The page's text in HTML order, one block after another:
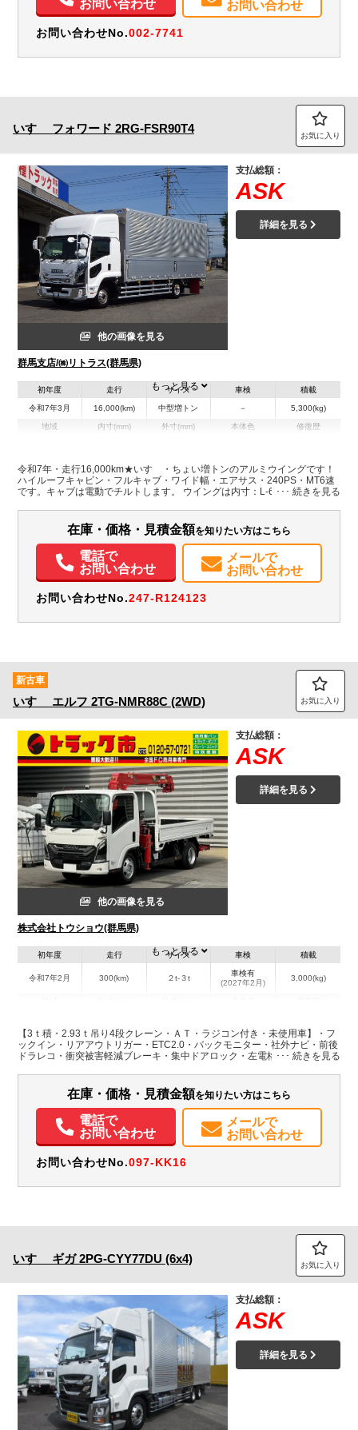
お問い合わせ
お問い合わせ
お問い合わせNo.002-7741
いすゞ フォワード 2RG-FSR90T4 お気に入り
他の画像を見る
群馬支店/㈱リトラス(群馬県)
支払総額：
ASK
詳細を見る
初年度
令和7年3月
走行
16,000(km)
サイズ
中型増トン
車検
－
積載
5,300(kg)
地域 内寸(mm) 外寸(mm) 本体色 修復歴
装備情報
エアコン パワステ パワーウィンドウ ABS エアバッグ
電動格納ミラー
ETC バックモニター
もっと見る
令和7年・走行16,000km★いすゞ・ちょい増トンのアルミウイングです！
ハイルーフキャビン・フルキャブ・ワイド幅・エアサス・240PS・MT6速
です。キャブは電動でチルトします。 ウイングは内寸：L-6.23m W-2.40m
です。傷・ヘコミなども少ないかなりの美車です！ 荷台には大画面のカー
ナビ2つとバックカメラ・ETCも装着！ パールホワイトのキャブにメッ
キ・アルミホイールが映える1台！ 多くのお問い合わせが見込まれますの
で是非お早めにご検討くださいませ★
在庫・価格・見積金額を知りたい方はこちら
電話で
お問い合わせ
メールで
お問い合わせ
お問い合わせNo.247-R124123
新古車
いすゞ エルフ 2TG-NMR88C (2WD) お気に入り
他の画像を見る
株式会社トウショウ(群馬県)
支払総額：
ASK
詳細を見る
初年度
令和7年2月
走行
300(km)
サイズ
２t-３t
車検
車検有
(2027年2月)
積載
3,000(kg)
群馬県
W:1,780
H:370
W:1,890
H:2,710
無
パワステ パワーウィンドウ ABS エアバッグ
集中ドアロック
電動格納ミラー
ETC バックモニター ドラレコ
取扱説明書（一部含む）
メンテナンスノート（保証書）
もっと見る
【3ｔ積・2.93ｔ吊り4段クレーン・ＡＴ・ラジコン付き・未使用車】・フ
ックイン・リアアウトリガー・ETC2.0・バックモニター・社外ナビ・前後
ドラレコ・衝突被害軽減ブレーキ・集中ドアロック・左電格ミラー・NOｘ
在庫・価格・見積金額を知りたい方はこちら
電話で
お問い合わせ
メールで
お問い合わせ
お問い合わせNo.097-KK16
いすゞ ギガ 2PG-CYY77DU (6x4) お気に入り
支払総額：
ASK
詳細を見る